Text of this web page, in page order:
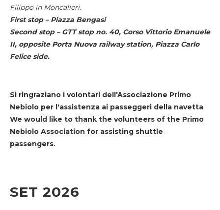
Filippo in Moncalieri.
First stop – Piazza Bengasi
Second stop – GTT stop no. 40, Corso Vittorio Emanuele
II, opposite Porta Nuova railway station, Piazza Carlo
Felice side.
Si ringraziano i volontari dell'Associazione Primo
Nebiolo per l'assistenza ai passeggeri della navetta
We would like to thank the volunteers of the Primo
Nebiolo Association for assisting shuttle
passengers.
SET 2026